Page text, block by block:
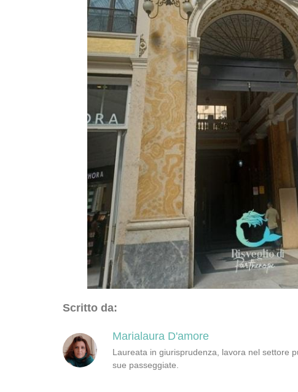
Scritto da:
Marialaura D'amore
Laureata in giurisprudenza, lavora nel settore
sue passeggiate.